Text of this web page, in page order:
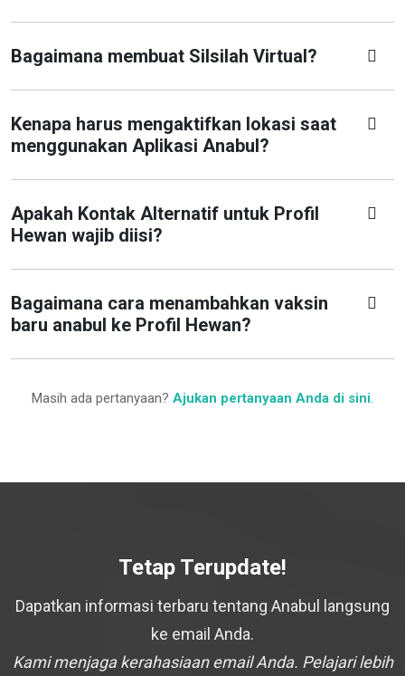
Bagaimana membuat Silsilah Virtual?
Kenapa harus mengaktifkan lokasi saat
menggunakan Aplikasi Anabul?
Apakah Kontak Alternatif untuk Profil
Hewan wajib diisi?
Bagaimana cara menambahkan vaksin
baru anabul ke Profil Hewan?
Masih ada pertanyaan? Ajukan pertanyaan Anda di sini.
Tetap Terupdate!
Dapatkan informasi terbaru tentang Anabul langsung
ke email Anda.
Kami menjaga kerahasiaan email Anda. Pelajari lebih